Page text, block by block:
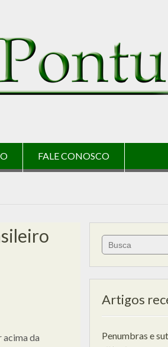
FALE CONOSCO
acima da
Search
for:
Artigos
Penumbras e